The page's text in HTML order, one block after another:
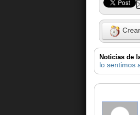
Noticias de
lo sentimos